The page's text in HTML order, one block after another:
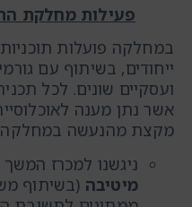
פעילות מחלקת
במחלקה פועלות
ייחודים, בשיתוף עם
ועסקיים שונים. לכל
אשר נתן מענה
מקצת מהנעשה במחלקה
ניגשנו למכרז
מיטיבה (בשיתוף